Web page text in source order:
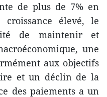
de plus de 7% en
élevé, le
de maintenir et
une
aux objectifs
et un déclin de la
des paiements a un